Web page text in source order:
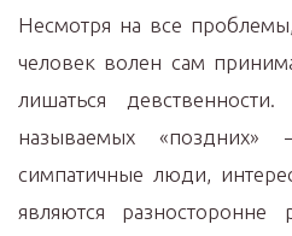
Несмотря на все
человек волен сам
лишаться
называемых
симпатичные люди,
являются разносторонне